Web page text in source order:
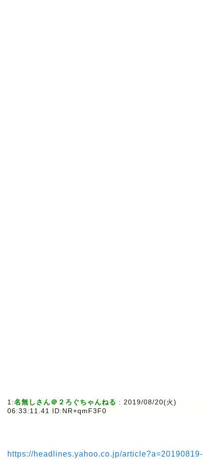
1:名無しさん＠２ろぐちゃんねる : 2019/08/20(火)
06:33:11.41 ID:NR+qmF3F0
https://headlines.yahoo.co.jp/article?a=20190819-